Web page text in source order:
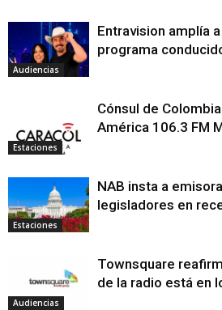
Audiencias
Entravision amplía
programa
Estaciones
Cónsul de
América 106.3 FM
Estaciones
NAB insta a
legisladores en
Audiencias
Townsquare
de la radio está en